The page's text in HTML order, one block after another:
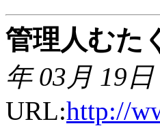
管理人むた
年 03月 19
URL:http://